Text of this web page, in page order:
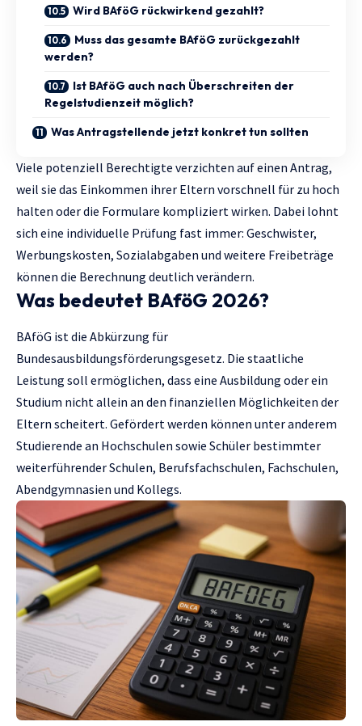
Wird BAföG rückwirkend gezahlt?
Muss das gesamte BAföG zurückgezahlt
werden?
Ist BAföG auch nach Überschreiten der
Regelstudienzeit möglich?
Was Antragstellende jetzt konkret tun sollten
Viele potenziell Berechtigte verzichten auf einen Antrag,
weil sie das Einkommen ihrer Eltern vorschnell für zu hoch
halten oder die Formulare kompliziert wirken. Dabei lohnt
sich eine individuelle Prüfung fast immer: Geschwister,
Werbungskosten, Sozialabgaben und weitere Freibeträge
können die Berechnung deutlich verändern.
Was bedeutet BAföG 2026?
BAföG ist die Abkürzung für
Bundesausbildungsförderungsgesetz. Die staatliche
Leistung soll ermöglichen, dass eine Ausbildung oder ein
Studium nicht allein an den finanziellen Möglichkeiten der
Eltern scheitert. Gefördert werden können unter anderem
Studierende an Hochschulen sowie Schüler bestimmter
weiterführender Schulen, Berufsfachschulen, Fachschulen,
Abendgymnasien und Kollegs.